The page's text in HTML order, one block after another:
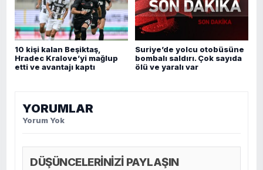
10 kişi kalan Beşiktaş,
Hradec Kralove’yi mağlup
etti ve avantajı kaptı
Suriye’de yolcu otobüsüne
bombalı saldırı. Çok sayıda
ölü ve yaralı var
YORUMLAR
Yorum Yok
DÜŞÜNCELERİNİZİ PAYLAŞIN